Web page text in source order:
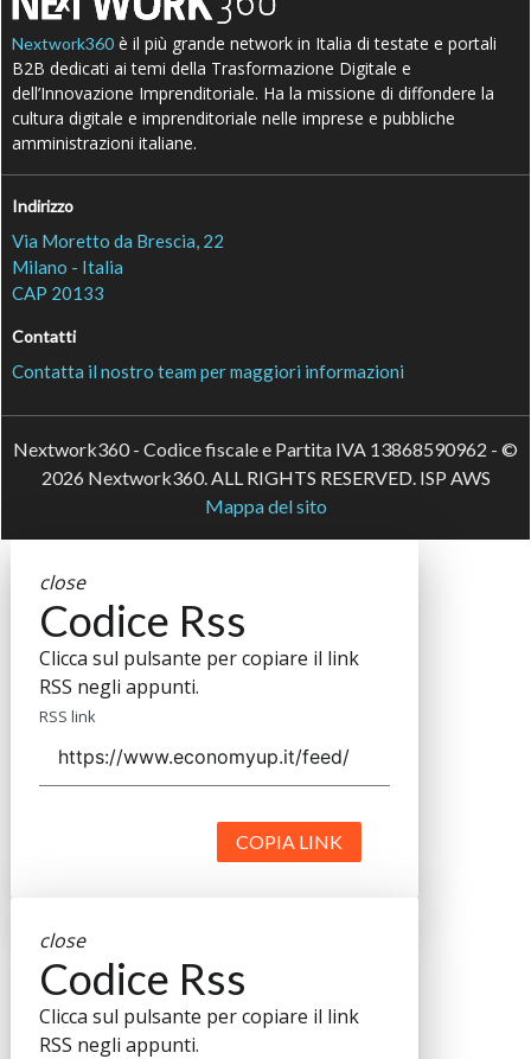
Nextwork360 è il più grande network in Italia di testate e portali
B2B dedicati ai temi della Trasformazione Digitale e
dell’Innovazione Imprenditoriale. Ha la missione di diffondere la
cultura digitale e imprenditoriale nelle imprese e pubbliche
amministrazioni italiane.
Indirizzo
Via Moretto da Brescia, 22
Milano - Italia
CAP 20133
Contatti
Contatta il nostro team per maggiori informazioni
Nextwork360 - Codice fiscale e Partita IVA 13868590962 - ©
2026 Nextwork360. ALL RIGHTS RESERVED. ISP AWS
Mappa del sito
close
Codice Rss
Clicca sul pulsante per copiare il link
RSS negli appunti.
RSS link
COPIA LINK
close
Codice Rss
Clicca sul pulsante per copiare il link
RSS negli appunti.